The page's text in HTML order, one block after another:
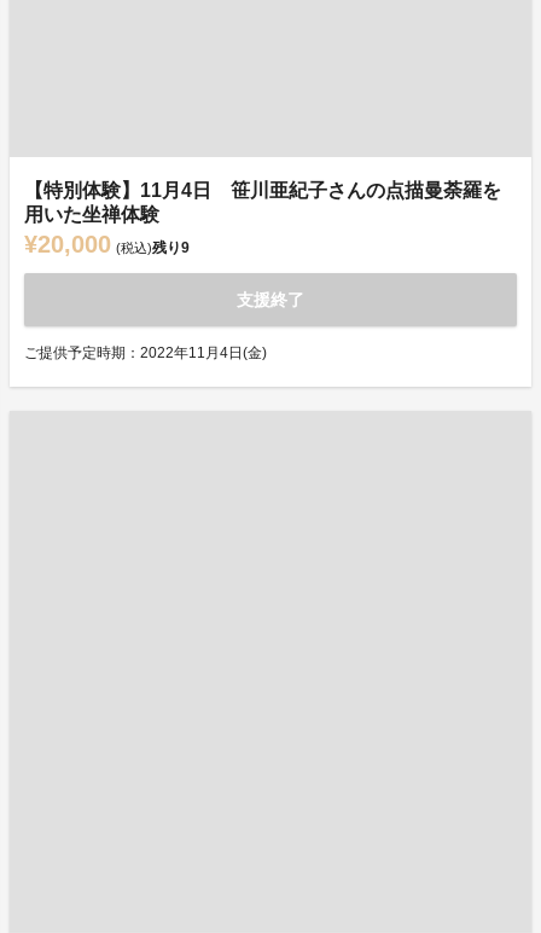
【特別体験】11月4日 笹川亜紀子さんの点描曼荼羅を
用いた坐禅体験
¥20,000 (税込)残り9
支援終了
ご提供予定時期：2022年11月4日(金)